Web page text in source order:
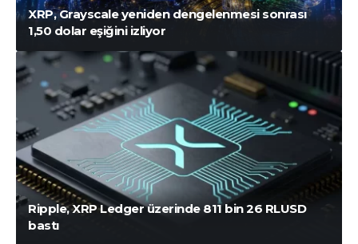
XRP, Grayscale yeniden dengelenmesi sonrası
1,50 dolar eşiğini izliyor
Ripple, XRP Ledger üzerinde 811 bin 26 RLUSD
bastı